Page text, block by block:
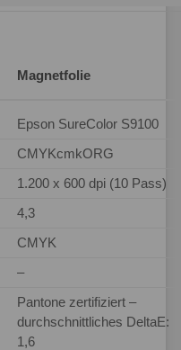
Magnetfolie
Epson SureColor S9100
CMYKcmkORG
1.200 x 600 dpi (10 Pass)
4,3
CMYK
–
Pantone zertifiziert –
durchschnittliches DeltaE:
1,6